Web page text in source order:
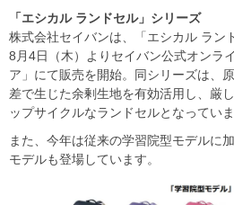
「エシカル ランドセル」シリーズ
株式会社セイバンは、「エシカル ラン
8月4日（木）よりセイバン公式オンラ
ア」にて販売を開始。同シリーズは、
差で生じた余剰生地を有効活用し、厳
ップサイクルなランドセルとなっていま
また、今年は従来の学習院型モデルに
モデルも登場しています。